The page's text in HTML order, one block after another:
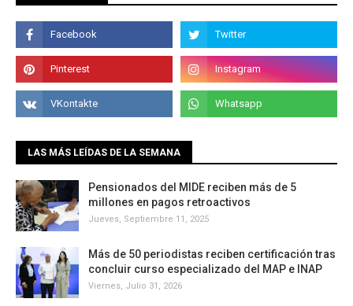
LAS MÁS LEÍDAS DE LA SEMANA
Pensionados del MIDE reciben más de 5
millones en pagos retroactivos
Jueves, Septiembre 11, 2025
Más de 50 periodistas reciben certificación tras
concluir curso especializado del MAP e INAP
Viernes, Julio 31, 2026